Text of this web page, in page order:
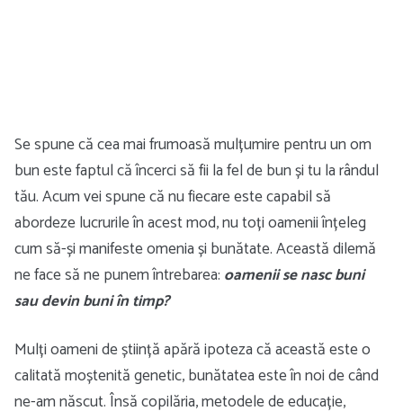
Se spune că cea mai frumoasă mulțumire pentru un om
bun este faptul că încerci să fii la fel de bun și tu la rândul
tău. Acum vei spune că nu fiecare este capabil să
abordeze lucrurile în acest mod, nu toți oamenii înțeleg
cum să-și manifeste omenia și bunătate. Această dilemă
ne face să ne punem întrebarea: oamenii se nasc buni
sau devin buni în timp?
Mulți oameni de știință apără ipoteza că această este o
calitată moștenită genetic, bunătatea este în noi de când
ne-am născut. Însă copilăria, metodele de educație,